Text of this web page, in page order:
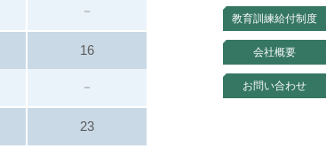
－
16
－
23
教育訓練給付制度
会社概要
お問い合わせ